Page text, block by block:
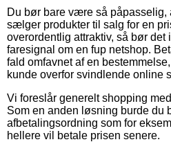
Du bør bare være så
sælger produkter til salg for en
overordentlig attraktiv, så bør
faresignal om en fup netshop.
fald omfavnet af en
kunde overfor svindlende online
Vi foreslår generelt shopping
Som en anden løsning burde du
afbetalingsordning som for
hellere vil betale prisen senere.